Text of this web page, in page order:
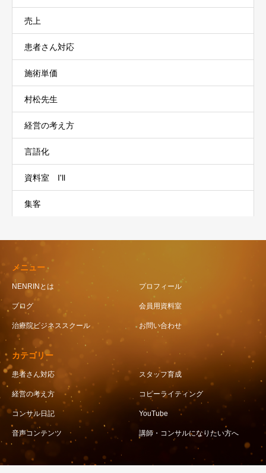
売上
患者さん対応
施術単価
村松先生
経営の考え方
言語化
資料室 I'll
集客
メニュー
NENRINとは プロフィール
ブログ 会員用資料室
治療院ビジネススクール お問い合わせ
カテゴリー
患者さん対応 スタッフ育成
経営の考え方 コピーライティング
コンサル日記 YouTube
音声コンテンツ 講師・コンサルになりたい方へ